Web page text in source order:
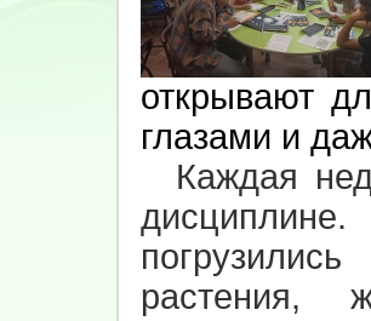
открывают
глазами и
Каждая
растения,